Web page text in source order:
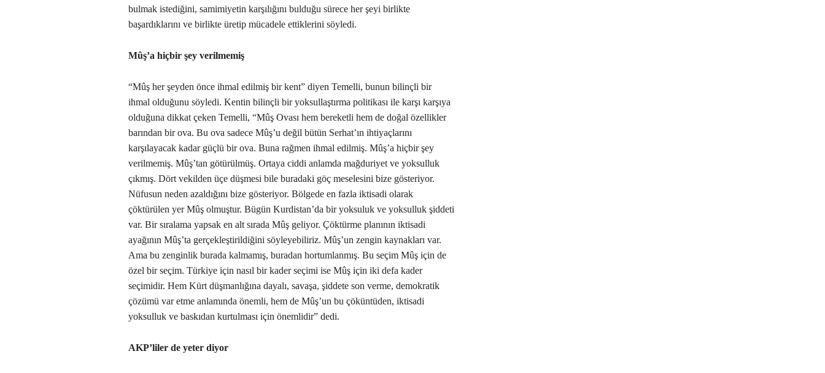
bulmak istediğini, samimiyetin karşılığını bulduğu sürece her şeyi birlikte
başardıklarını ve birlikte üretip mücadele ettiklerini söyledi.
Mûş’a hiçbir şey verilmemiş
“Mûş her şeyden önce ihmal edilmiş bir kent” diyen Temelli, bunun bilinçli bir
ihmal olduğunu söyledi. Kentin bilinçli bir yoksullaştırma politikası ile karşı karşıya
olduğuna dikkat çeken Temelli, “Mûş Ovası hem bereketli hem de doğal özellikler
barından bir ova. Bu ova sadece Mûş’u değil bütün Serhat’ın ihtiyaçlarını
karşılayacak kadar güçlü bir ova. Buna rağmen ihmal edilmiş. Mûş’a hiçbir şey
verilmemiş. Mûş’tan götürülmüş. Ortaya ciddi anlamda mağduriyet ve yoksulluk
çıkmış. Dört vekilden üçe düşmesi bile buradaki göç meselesini bize gösteriyor.
Nüfusun neden azaldığını bize gösteriyor. Bölgede en fazla iktisadi olarak
çöktürülen yer Mûş olmuştur. Bügün Kurdistan’da bir yoksuluk ve yoksulluk şiddeti
var. Bir sıralama yapsak en alt sırada Mûş geliyor. Çöktürme planının iktisadi
ayağının Mûş’ta gerçekleştirildiğini söyleyebiliriz. Mûş’un zengin kaynakları var.
Ama bu zenginlik burada kalmamış, buradan hortumlanmış. Bu seçim Mûş için de
özel bir seçim. Türkiye için nasıl bir kader seçimi ise Mûş için iki defa kader
seçimidir. Hem Kürt düşmanlığına dayalı, savaşa, şiddete son verme, demokratik
çözümü var etme anlamında önemli, hem de Mûş’un bu çöküntüden, iktisadi
yoksulluk ve baskıdan kurtulması için önemlidir” dedi.
AKP’liler de yeter diyor